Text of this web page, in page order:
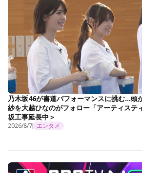
乃木坂46が書道パフォーマンスに挑む…頭
紗を大越ひなのがフォロー「アーティステ
坂工事延長中＞
2026/8/7 エンタメ